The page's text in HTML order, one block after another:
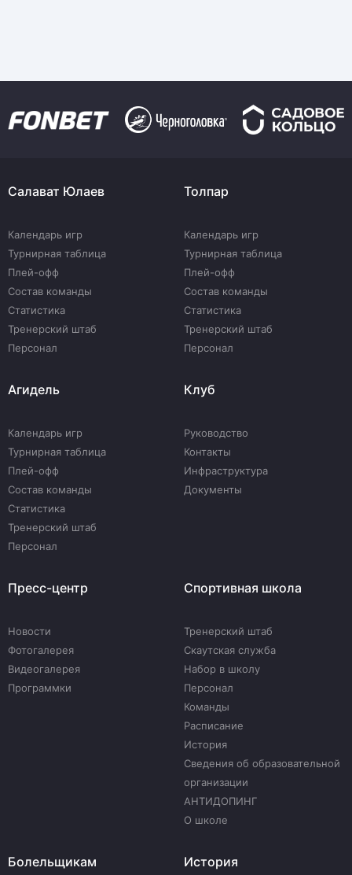
Салават Юлаев
Календарь игр
Турнирная таблица
Плей-офф
Состав команды
Статистика
Тренерский штаб
Персонал
Толпар
Календарь игр
Турнирная таблица
Плей-офф
Состав команды
Статистика
Тренерский штаб
Персонал
Агидель
Календарь игр
Турнирная таблица
Плей-офф
Состав команды
Статистика
Тренерский штаб
Персонал
Клуб
Руководство
Контакты
Инфраструктура
Документы
Пресс-центр
Новости
Фотогалерея
Видеогалерея
Программки
Спортивная школа
Тренерский штаб
Скаутская служба
Набор в школу
Персонал
Команды
Расписание
История
Сведения об образовательной
организации
АНТИДОПИНГ
О школе
Болельщикам История